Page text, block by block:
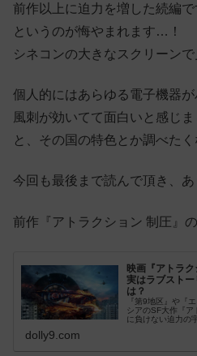
前作以上に迫力を増した続編
というのが悔やまれます…！
シネコンの大きなスクリーン
個人的にはあらゆる電子機器
風刺が効いてて面白いと感じ
と、その国の特色とか調べたく
今回も最後まで読んで頂き、
前作『アトラクション 制圧』
映画『アトラク
実はラブスト
は？
『第9地区』や『
シアのSF大作『ア
に負けない迫力の
すること必須の映
dolly9.com